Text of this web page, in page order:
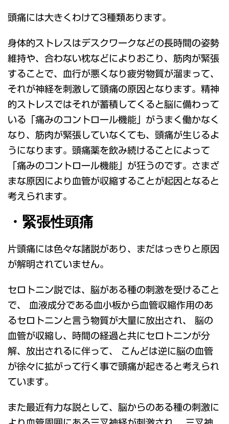
頭痛には大きくわけて3種類あります。
身体的ストレスはデスクワークなどの長時間の姿勢
維持や、合わない枕などによりおこり、筋肉が緊張
することで、血行が悪くなり疲労物質が溜まって、
それが神経を刺激して頭痛の原因となります。精神
的ストレスではそれが蓄積してくると脳に備わって
いる「痛みのコントロール機能」がうまく働かなく
なり、筋肉が緊張していなくても、頭痛が生じるよ
うになります。頭痛薬を飲み続けることによって
「痛みのコントロール機能」が狂うのです。さまざ
まな原因により血管が収縮することが起因となると
考えられます。
・緊張性頭痛
片頭痛には色々な諸説があり、まだはっきりと原因
が解明されていません。
セロトニン説では、脳がある種の刺激を受けること
で、 血液成分である血小板から血管収縮作用のあ
るセロトニンと言う物質が大量に放出され、 脳の
血管が収縮し、時間の経過と共にセロトニンが分
解、放出されるに伴って、 こんどは逆に脳の血管
が徐々に拡がって行く事で頭痛が起きると考えられ
ています。
また最近有力な説として、脳からのある種の刺激に